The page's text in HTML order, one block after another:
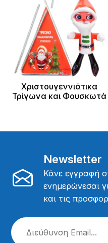
Χριστουγεννιάτικα
Τρίγωνα και Φουσκωτά
Newsletter
Κάνε εγγραφή
ενημερώνεσαι
και τις